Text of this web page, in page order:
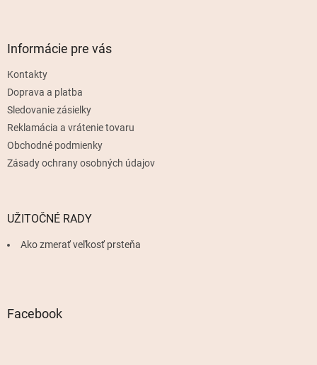
Informácie pre vás
Kontakty
Doprava a platba
Sledovanie zásielky
Reklamácia a vrátenie tovaru
Obchodné podmienky
Zásady ochrany osobných údajov
UŽITOČNÉ RADY
Ako zmerať veľkosť prsteňa
Facebook